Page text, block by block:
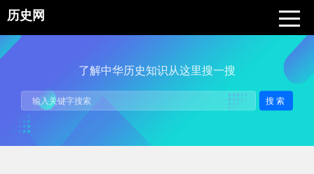
历史网
了解中华历史知识从这里搜一搜
搜索